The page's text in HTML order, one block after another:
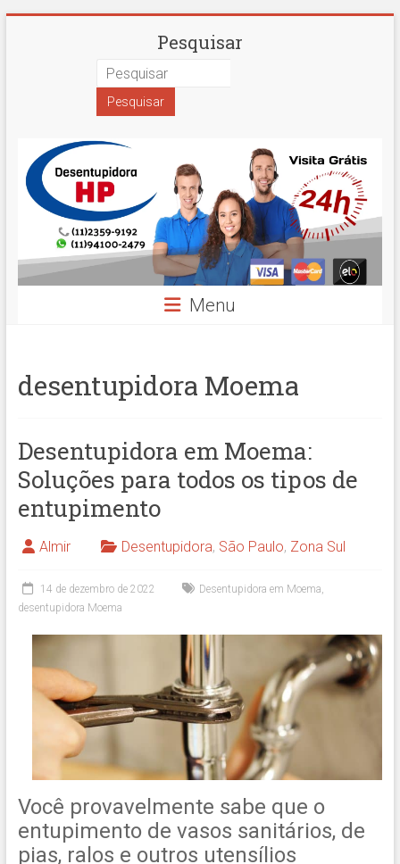
Desentupidora
Paulo
Hidro
Prime
Pesquisar
Menu
desentupidora Moema
Desentupidora em Moema:
Soluções para todos os tipos de
entupimento
Almir Desentupidora, São Paulo, Zona Sul
14 de dezembro de 2022 Desentupidora em Moema,
desentupidora Moema
Você provavelmente sabe que o
entupimento de vasos sanitários, de
pias, ralos e outros utensílios